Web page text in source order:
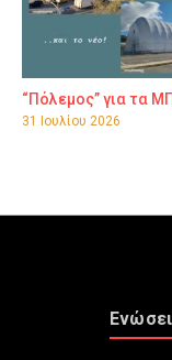
“Πόλεμος” για τα
31 Ιουλίου 2026